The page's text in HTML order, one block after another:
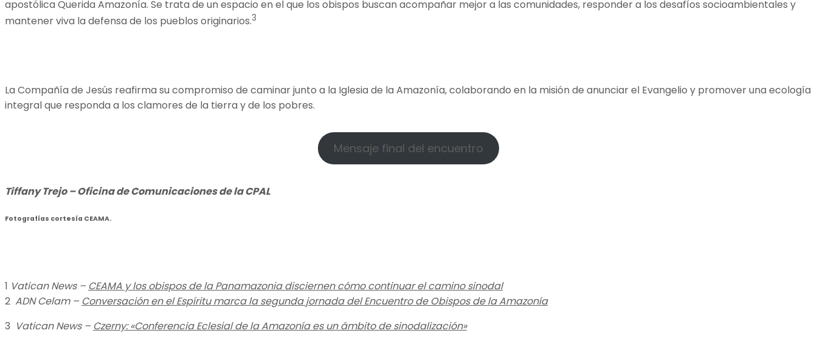
apostólica Querida Amazonía. Se trata de un espacio en el que los obispos buscan acompañar mejor a las comunidades, responder a los desafíos socioambientales y
mantener viva la defensa de los pueblos originarios.3
La Compañía de Jesús reafirma su compromiso de caminar junto a la Iglesia de la Amazonía, colaborando en la misión de anunciar el Evangelio y promover una ecología
integral que responda a los clamores de la tierra y de los pobres.
Mensaje final del encuentro
Tiffany Trejo – Oficina de Comunicaciones de la CPAL
Fotografías cortesía CEAMA.
1 Vatican News – CEAMA y los obispos de la Panamazonia disciernen cómo continuar el camino sinodal
2 ADN Celam – Conversación en el Espíritu marca la segunda jornada del Encuentro de Obispos de la Amazonía
3 Vatican News – Czerny: «Conferencia Eclesial de la Amazonía es un ámbito de sinodalización»